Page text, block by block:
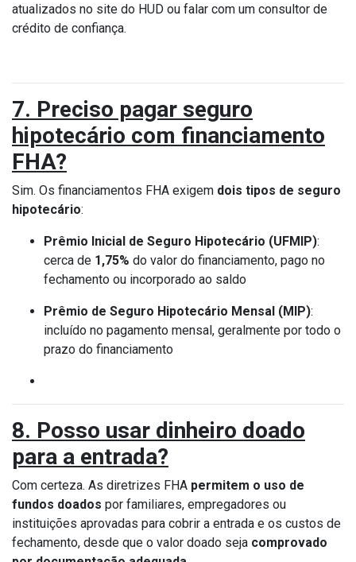
atualizados no site do HUD ou falar com um consultor de
crédito de confiança.
7. Preciso pagar seguro
hipotecário com financiamento
FHA?
Sim. Os financiamentos FHA exigem dois tipos de seguro
hipotecário:
Prêmio Inicial de Seguro Hipotecário (UFMIP):
cerca de 1,75% do valor do financiamento, pago no
fechamento ou incorporado ao saldo
Prêmio de Seguro Hipotecário Mensal (MIP):
incluído no pagamento mensal, geralmente por todo o
prazo do financiamento
8. Posso usar dinheiro doado
para a entrada?
Com certeza. As diretrizes FHA permitem o uso de
fundos doados por familiares, empregadores ou
instituições aprovadas para cobrir a entrada e os custos de
fechamento, desde que o valor doado seja comprovado